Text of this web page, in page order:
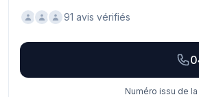
91 avis vérifiés
Numéro issu de